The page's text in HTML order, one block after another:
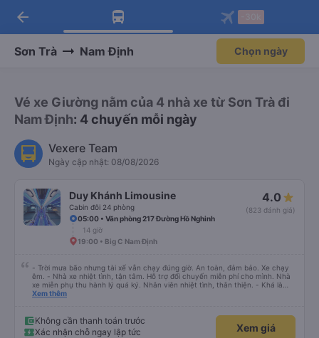
Tải app Vexere ngay!
Nhận ưu đãi thành viên độc
Mở app
Tải app Vexere
-30k/ghế khi đặt vé máy bay qua
Mở app
arrow_back
Sơn Trà Nam Định Chọn ngày
Vé xe Giường nằm của 4 nhà xe từ Sơn Trà đi
Nam Định: 4 chuyến mỗi ngày
Vexere Team
Ngày cập nhật: 08/08/2026
Duy Khánh Limousine
Cabin đôi 24 phòng
4.0
(823 đánh giá)
05:00 • Văn phòng 217 Đường Hồ Nghinh
14 giờ
19:00 • Big C Nam Định
- Trời mưa bão nhưng tài xế vẫn chạy đúng giờ. An toàn, đảm bảo. Xe chạy
êm. - Nhà xe nhiệt tình, tận tâm. Hỗ trợ đổi chuyến miễn phí cho mình. Nhà
xe miễn phụ thu hành lý quá ký. Nhân viên nhiệt tình, thân thiện. - Khá là
thích tài xế. Lái xe an toàn. Chu đáo, thân thiện, nhiệt tình. - Xe ngồi thoải
Xem thêm
Không cần thanh toán trước
Xác nhận chỗ ngay lập tức
Xem giá